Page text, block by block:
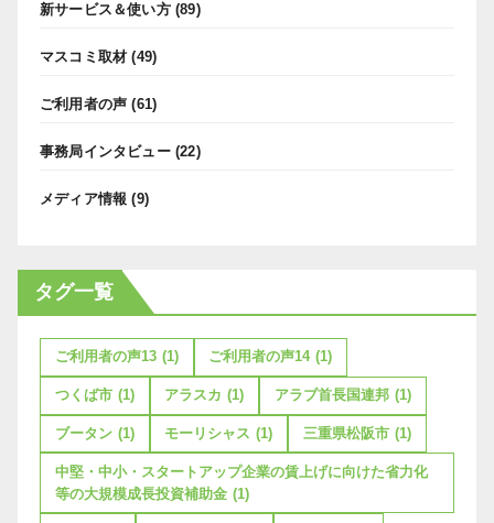
新サービス＆使い方(89)
マスコミ取材 (49)
ご利用者の声 (61)
事務局インタビュー(22)
メディア情報 (9)
タグ一覧
ご利用者の声13 (1) ご利用者の声14 (1)
つくば市 (1) アラスカ (1) アラブ首長国連邦 (1)
ブータン (1) モーリシャス (1) 三重県松阪市 (1)
中堅・中小・スタートアップ企業の賃上げに向けた省力化
等の大規模成長投資補助金 (1)